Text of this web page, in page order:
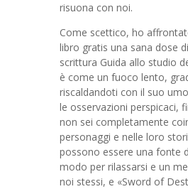
risuona con noi.
Come scettico, ho
libro gratis una sana dose
scrittura Guida allo studio
è come un fuoco lento,
riscaldandoti con il suo
le osservazioni perspicaci,
non sei completamente
personaggi e nelle loro
possono essere una fonte
modo per rilassarsi e un
noi stessi, e «Sword of